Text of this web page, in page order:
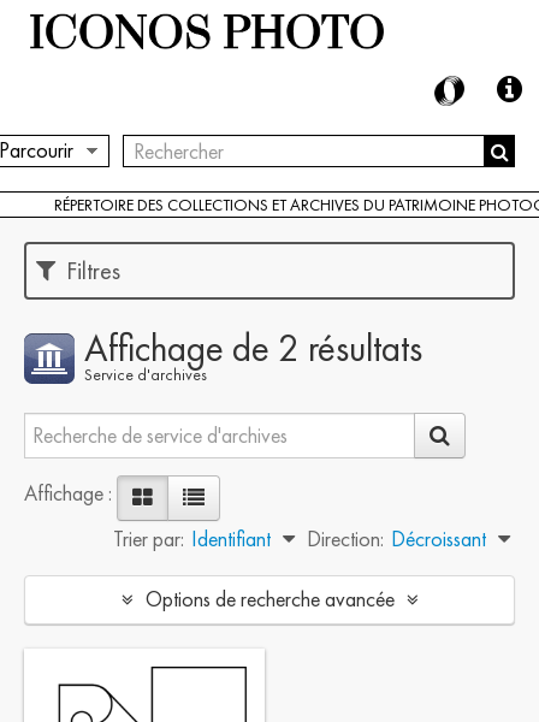
RÉPERTOIRE DES COLLECTIONS ET ARCHIVES DU PATRIMOINE
Filtres
Affichage de 2 résultats
Service d'archives
Affichage :
Trier par: Identifiant Direction: Décroissant
Options de recherche avancée